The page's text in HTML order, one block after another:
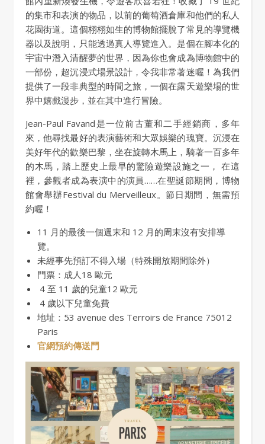
的集市和表演的物品，以前的葡萄酒倉庫和他們的私人
花園街道。這個栩栩如生的博物館擺脫了常見的導覽機
器以及說明，只能透過真人導覽進入。是個在腳本化的
宇宙中潛入清醒夢的世界，因為你也會成為博物館中的
一部份，超沉浸式場景設計，令我非常著迷喔！為我們
提供了一段非典型的時間之旅，一個在露天遊樂場的世
界中嬉戲漫步，並在其中進行冒險。
Jean-Paul Favand是一位前古董和二手經銷商，多年
來，他尋找最好的表演藝術和大眾娛樂的瑰寶。沉浸在
美好年代的歡樂巴黎，坐在旋轉木馬上，騎著一百多年
的木馬，踏上歷史上最早的驚險遊樂設施之一， 在這
裡，參觀者成為表演中的演員……在聖誕節期間，博物
館會舉辦Festival du Merveilleux。節日期間，無需預
約喔！
11 月的最後一個週末和 12 月的周末沒有安排導
覽。
未經事先預訂不得入場（特殊開放期間除外）
門票：成人18 歐元
4 至 11 歲的兒童12 歐元
4 歲以下兒童免費
地址：53 avenue des Terroirs de France 75012
Paris
官網預約傳送門